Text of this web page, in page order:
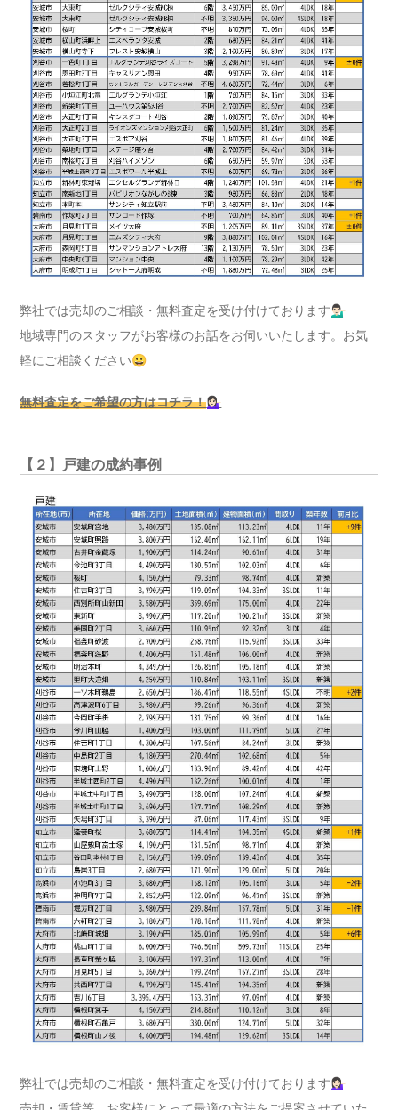
弊社では売却のご相談・無料査定を受け付けております💁🏻‍♂️
地域専門のスタッフがお客様のお話をお伺いいたします。お気
軽にご相談ください😀
無料査定をご希望の方はコチラ！💁🏻‍♀️
【２】戸建の成約事例
弊社では売却のご相談・無料査定を受け付けております💁🏻‍♀️